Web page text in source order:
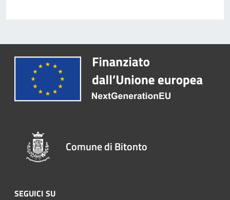
Comune di Bitonto
SEGUICI SU